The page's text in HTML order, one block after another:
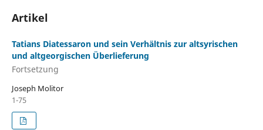
Artikel
Tatians Diatessaron und sein Verhältnis zur altsyrischen
und altgeorgischen Überlieferung
Fortsetzung
Joseph Molitor
1-75